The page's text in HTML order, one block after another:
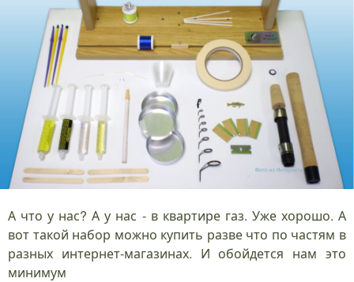
А что у нас? А у нас - в квартире газ. Уже хорошо. А
вот такой набор можно купить разве что по частям в
разных интернет-магазинах. И обойдется нам это
минимум